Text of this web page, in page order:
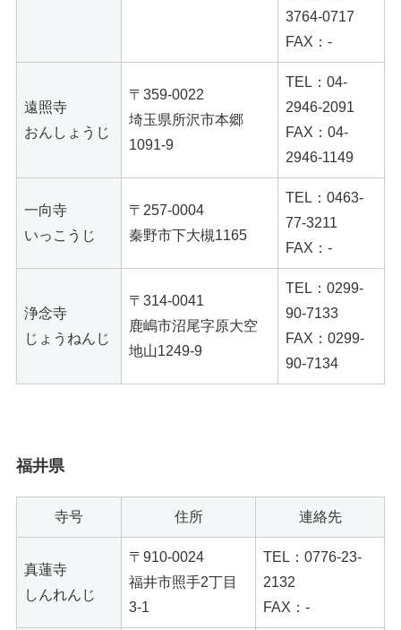
3764-0717
FAX：-
遠照寺
おんしょうじ
〒359-0022
埼玉県所沢市本郷
1091-9
TEL：04-
2946-2091
FAX：04-
2946-1149
一向寺
いっこうじ
〒257-0004
秦野市下大槻1165
TEL：0463-
77-3211
FAX：-
浄念寺
じょうねんじ
〒314-0041
鹿嶋市沼尾字原大空
地山1249-9
TEL：0299-
90-7133
FAX：0299-
90-7134
福井県
寺号 住所 連絡先
真蓮寺
しんれんじ
〒910-0024
福井市照手2丁目
3-1
TEL：0776-23-
2132
FAX：-